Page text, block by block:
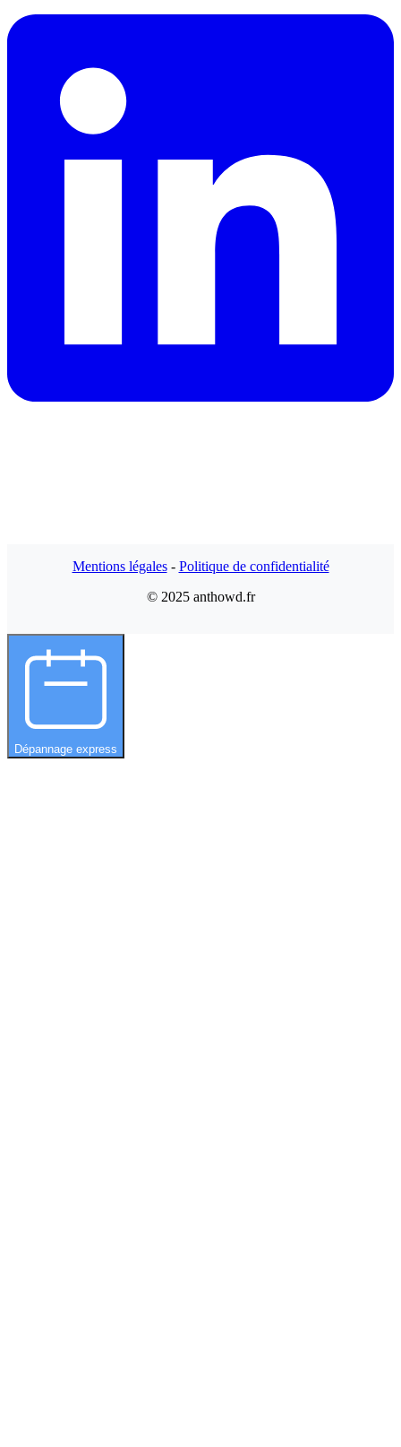
Mentions légales- Politique de confidentialité
© 2025 anthowd.fr